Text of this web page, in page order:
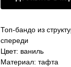
Топ-бандо из
спереди
Цвет: ваниль
Материал: тафта